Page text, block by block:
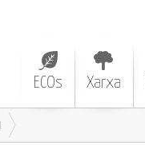
ECOs Xarxa